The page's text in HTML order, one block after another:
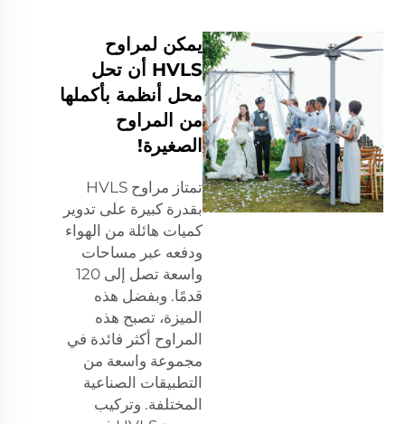
يمكن لمراوح
HVLS أن تحل
محل أنظمة بأكملها
من المراوح
الصغيرة!
تمتاز مراوح HVLS
بقدرة كبيرة على تدوير
كميات هائلة من الهواء
ودفعه عبر مساحات
واسعة تصل إلى 120
قدمًا. وبفضل هذه
الميزة، تصبح هذه
المراوح أكثر فائدة في
مجموعة واسعة من
التطبيقات الصناعية
المختلفة. وتركيب